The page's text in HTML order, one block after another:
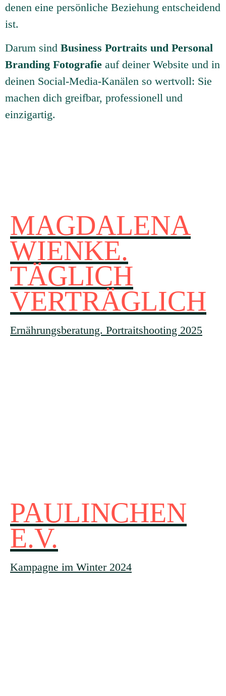
denen eine persönliche Beziehung entscheidend
ist.
Darum sind Business Portraits und Personal
Branding Fotografie auf deiner Website und in
deinen Social-Media-Kanälen so wertvoll: Sie
machen dich greifbar, professionell und
einzigartig.
MAGDALENA
WIENKE.
TÄGLICH
VERTRÄGLICH
Ernährungsberatung. Portraitshooting 2025
PAULINCHEN
E.V.
Kampagne im Winter 2024